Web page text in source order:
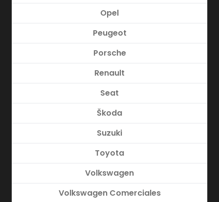
Opel
Peugeot
Porsche
Renault
Seat
Škoda
Suzuki
Toyota
Volkswagen
Volkswagen Comerciales